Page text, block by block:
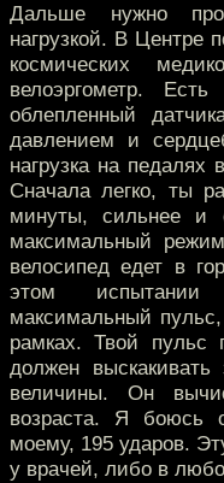
Дальше нужно
нагрузкой. В Центре
космических
велоэргометр.
облепленный
давлением и
нагрузка на
Сначала легко, ты
минуты, сильнее и
максимальный
велосипед едет в
этом
максимальный
рамках. Твой пульс
должен
величины. Он
возраста. Я боюсь
моему, 195 ударов.
у врачей, либо в